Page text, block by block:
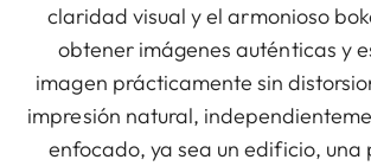
claridad visual y el armonioso
obtener imágenes auténticas y
imagen prácticamente sin
impresión natural,
enfocado, ya sea un edificio, una